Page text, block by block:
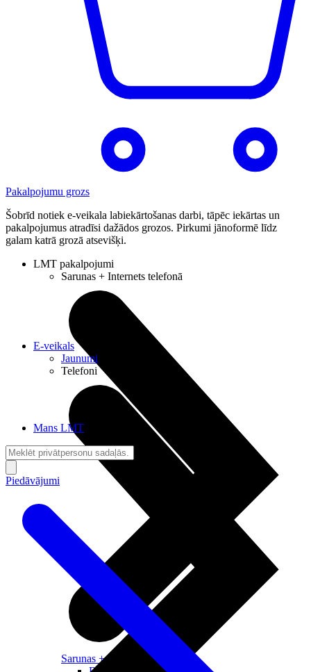
Pakalpojumu grozs
Šobrīd notiek e-veikala labiekārtošanas darbi, tāpēc iekārtas un
pakalpojumus atradīsi dažādos grozos. Pirkumi jānoformē līdz
galam katrā grozā atsevišķi.
LMT pakalpojumi
Sarunas + Internets telefonā
Sarunas + Internets
E-veikals
Jaunumi
Telefoni
Mans LMT
Piedāvājumi